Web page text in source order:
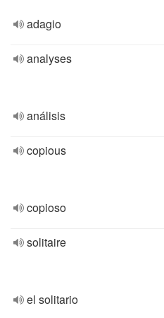
adagio
analyses
análisis
copious
copioso
solitaire
el solitario